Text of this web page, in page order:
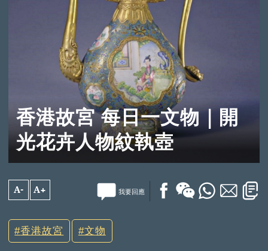
香港故宮 每日一文物｜開
光花卉人物紋執壺
A- A+ 我要回應
香港故宮 文物